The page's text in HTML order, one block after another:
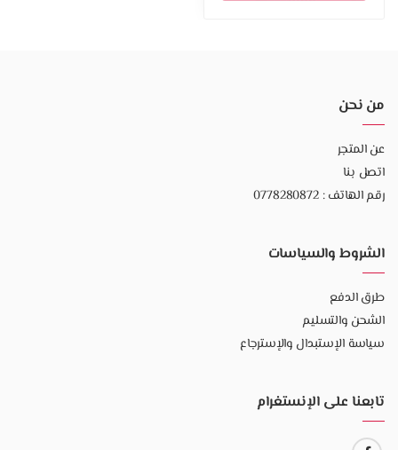
من نحن
عن المتجر
اتصل بنا
رقم الهاتف : 0778280872
الشروط والسياسات
طرق الدفع
الشحن والتسليم
سياسة الإستبدال والإسترجاع
تابعنا على الإنستغرام